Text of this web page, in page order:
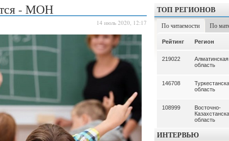
- МОН
14 июль 2020, 12:17
ТОП РЕГИОНОВ
По читаемости По
Регион Аким
Алматинская
область
область
180
Северо-
Казахстанская
область
Рейтинг Регион
219022
Алматинская
область
146708
область
108999
Восточно-
область
ИНТЕРВЬЮ